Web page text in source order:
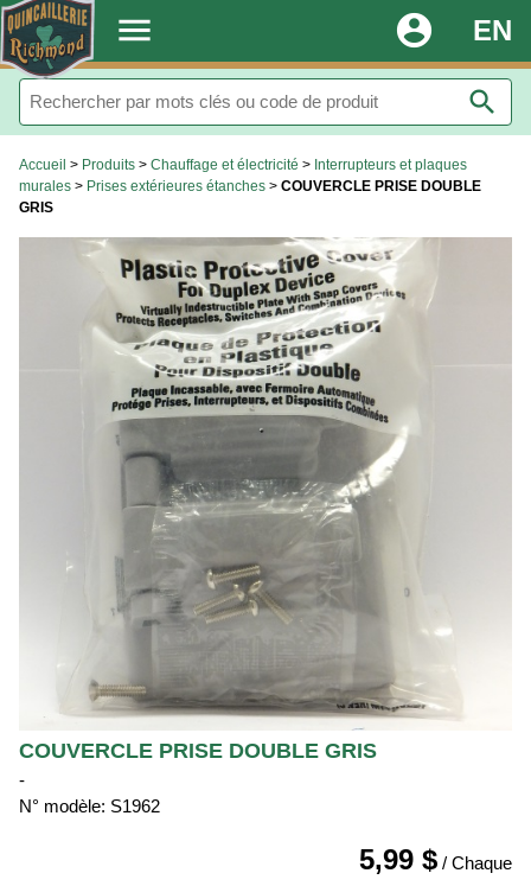
. menu EN
account_circle
search
Accueil > Produits > Chauffage et électricité > Interrupteurs et plaques
murales > Prises extérieures étanches > COUVERCLE PRISE DOUBLE
GRIS
COUVERCLE PRISE DOUBLE GRIS
-
N° modèle: S1962
5,99 $ / Chaque